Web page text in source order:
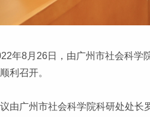
年8月26日，由广州市社会科学
利召开。
由广州市社会科学院科研处处长